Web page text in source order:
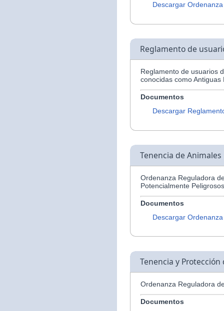
Descargar Ordenanza
Reglamento de
Reglamento de usuarios
conocidas como Antiguas
Documentos
Descargar
Tenencia de
Ordenanza Reguladora
Potencialmente Peligrosos
Documentos
Descargar Ordenanza
Tenencia y Protección
Ordenanza Reguladora
Documentos